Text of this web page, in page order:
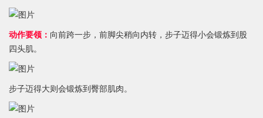
动作要领： 向前跨一步，前脚尖稍向内转，步子迈得小会锻炼到股
四头肌。
步子迈得大则会锻炼到臀部肌肉。